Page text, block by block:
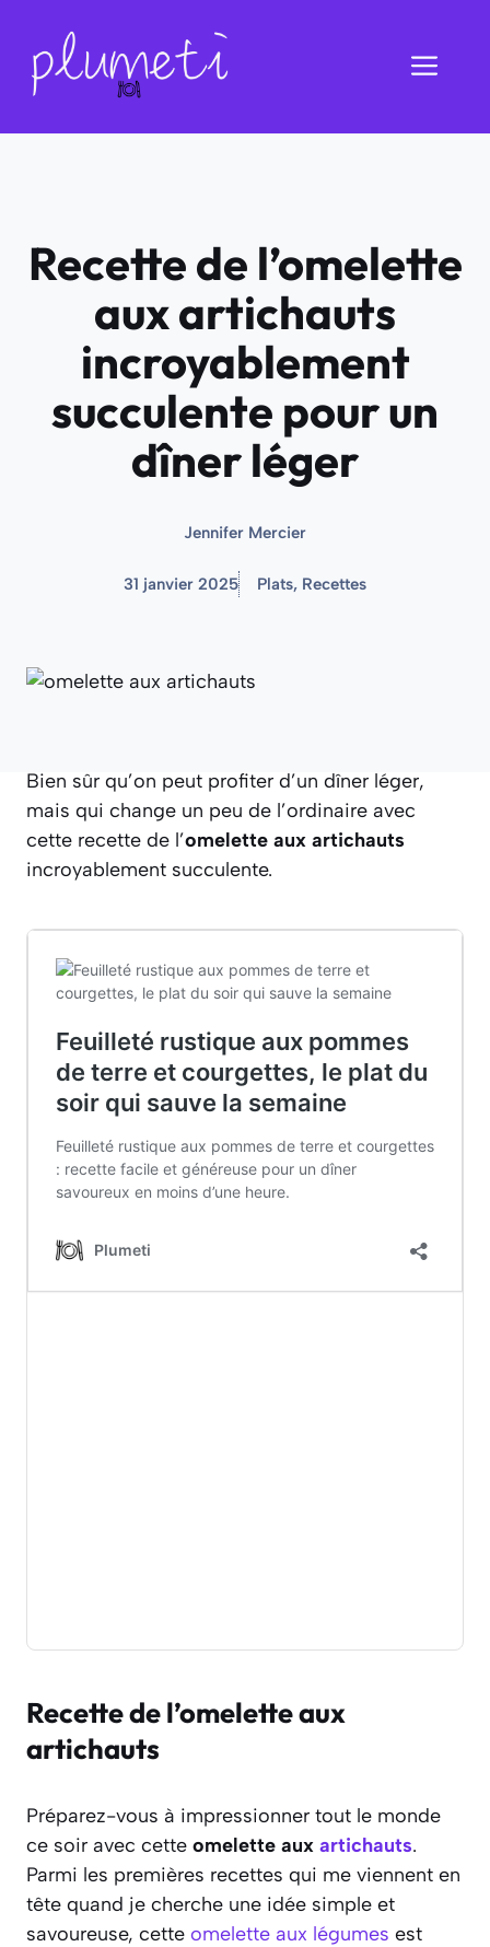
contenu
Recette de l’omelette
aux artichauts
incroyablement
succulente pour un
dîner léger
Jennifer Mercier
31 janvier 2025 Plats, Recettes
Bien sûr qu’on peut profiter d’un dîner léger,
mais qui change un peu de l’ordinaire avec
cette recette de l’omelette aux artichauts
incroyablement succulente.
Recette de l’omelette aux
artichauts
Préparez-vous à impressionner tout le monde
ce soir avec cette omelette aux artichauts.
Parmi les premières recettes qui me viennent en
tête quand je cherche une idée simple et
savoureuse, cette omelette aux légumes est